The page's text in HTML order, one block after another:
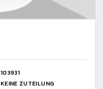
103931
KEINE ZUTEILUNG